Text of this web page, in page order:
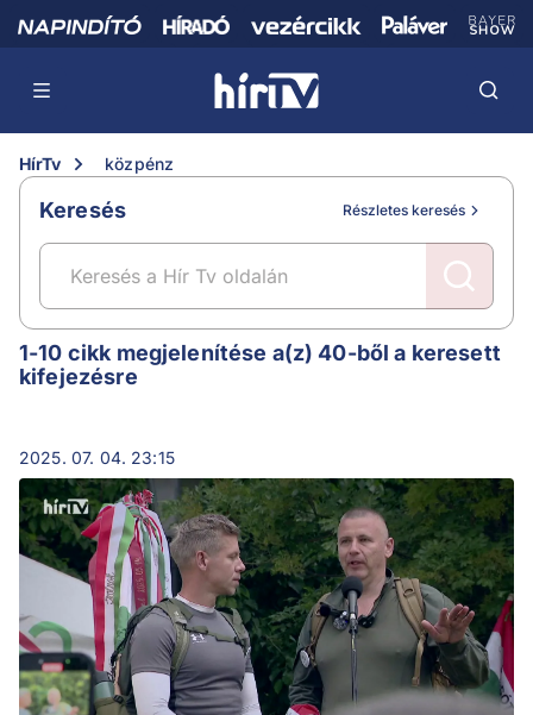
HírTv közpénz
Keresés Részletes keresés
közpénz
1-10 cikk megjelenítése a(z) 40-ből a keresett
kifejezésre
2025. 07. 04. 23:15